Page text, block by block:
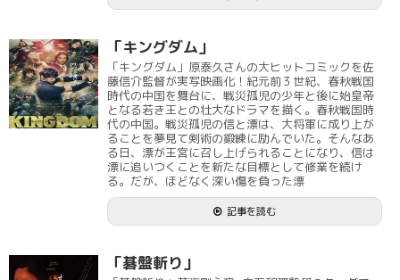
「キングダム」
「キングダム」原泰久さんの大ヒットコミックを佐
藤信介監督が実写映画化！紀元前３世紀、春秋戦国
時代の中国を舞台に、戦災孤児の少年と後に始皇帝
となる若き王との壮大なドラマを描く。春秋戦国時
代の中国。戦災孤児の信と漂は、大将軍に成り上が
ることを夢見て剣術の鍛練に励んでいた。そんなあ
る日、漂が王宮に召し上げられることになり、信は
漂に追いつくことを新たな目標として修業を続け
る。だが、ほどなく深い傷を負った漂
記事を読む
「碁盤斬り」